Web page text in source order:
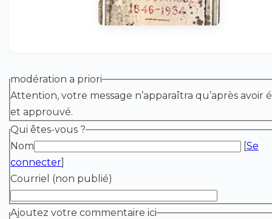
modération a priori
Attention, votre message n’apparaîtra qu’après avoir
et approuvé.
Qui êtes-vous ?
Nom
[Se
connecter]
Courriel (non publié)
Ajoutez votre commentaire ici